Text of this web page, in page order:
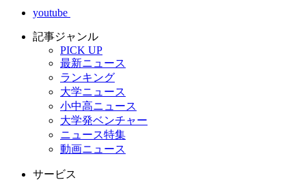
youtube
記事ジャンル
PICK UP
最新ニュース
ランキング
大学ニュース
小中高ニュース
大学発ベンチャー
ニュース特集
動画ニュース
サービス